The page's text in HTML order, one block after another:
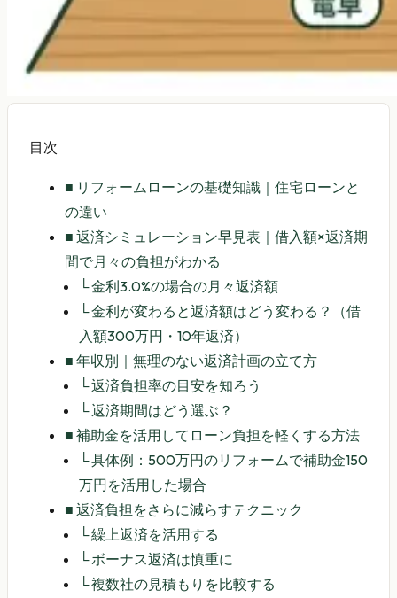
目次
■ リフォームローンの基礎知識｜住宅ローンと
の違い
■ 返済シミュレーション早見表｜借入額×返済期
間で月々の負担がわかる
└金利3.0%の場合の月々返済額
└金利が変わると返済額はどう変わる？（借
入額300万円・10年返済）
■ 年収別｜無理のない返済計画の立て方
└返済負担率の目安を知ろう
└返済期間はどう選ぶ？
■ 補助金を活用してローン負担を軽くする方法
└具体例：500万円のリフォームで補助金150
万円を活用した場合
■ 返済負担をさらに減らすテクニック
└繰上返済を活用する
└ボーナス返済は慎重に
└複数社の見積もりを比較する